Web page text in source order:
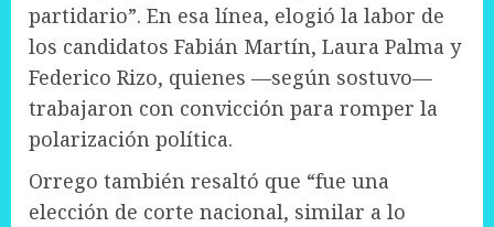
partidario”. En esa línea, elogió la labor de
los candidatos Fabián Martín, Laura Palma y
Federico Rizo, quienes —según sostuvo—
trabajaron con convicción para romper la
polarización política.
Orrego también resaltó que “fue una
elección de corte nacional, similar a lo